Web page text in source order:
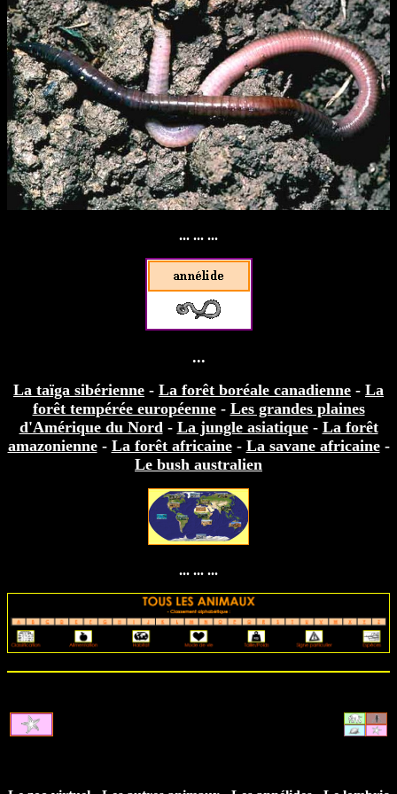
... ... ...
...
La taïga sibérienne - La forêt boréale canadienne - La
forêt tempérée européenne- Les grandes plaines
d'Amérique du Nord - La jungle asiatique- La forêt
amazonienne- La forêt africaine- La savane africaine-
Le bush australien
... ... ...